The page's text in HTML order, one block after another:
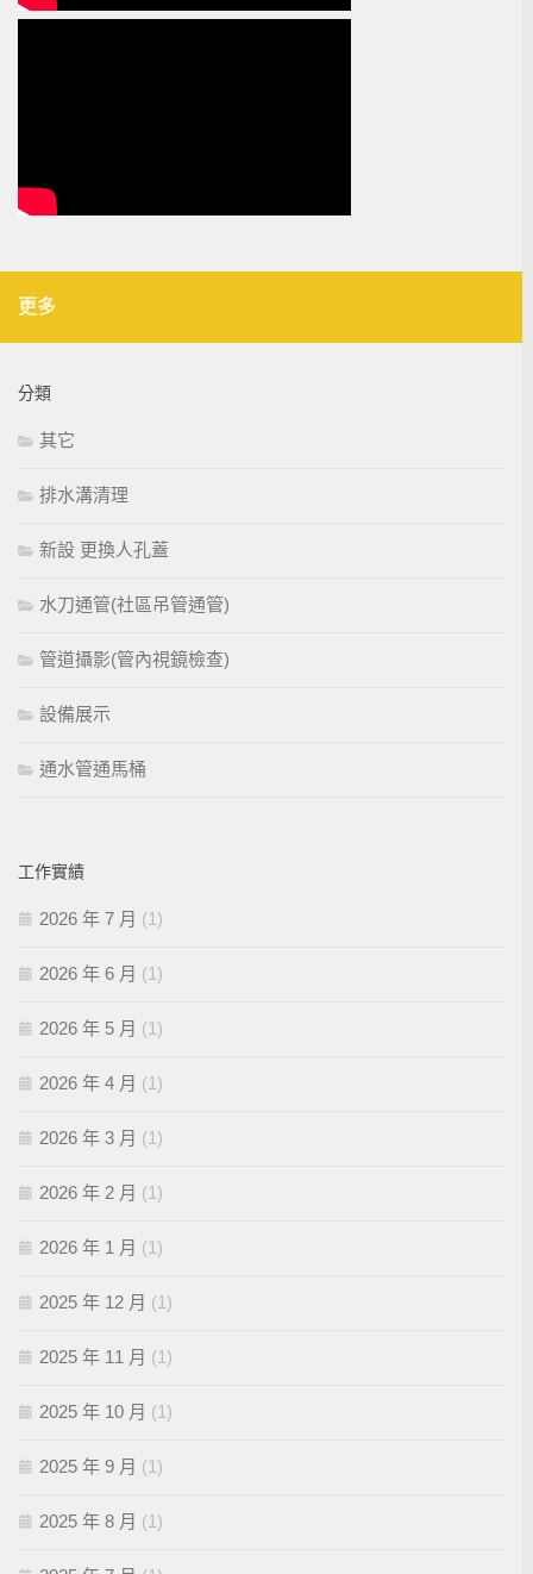
更多
分類
其它
排水溝清理
新設 更換人孔蓋
水刀通管(社區吊管通管)
管道攝影(管內視鏡檢查)
設備展示
通水管通馬桶
工作實績
2026 年 7 月 (1)
2026 年 6 月 (1)
2026 年 5 月 (1)
2026 年 4 月 (1)
2026 年 3 月 (1)
2026 年 2 月 (1)
2026 年 1 月 (1)
2025 年 12 月 (1)
2025 年 11 月 (1)
2025 年 10 月 (1)
2025 年 9 月 (1)
2025 年 8 月 (1)